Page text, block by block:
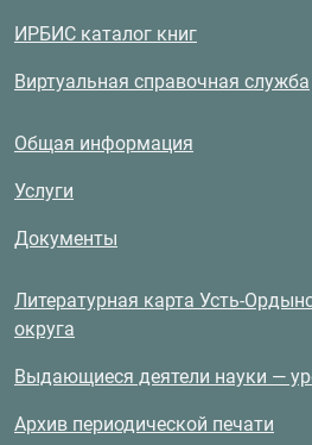
ИРБИС каталог книг
Виртуальная справочная служба
Общая информация
Услуги
Документы
Литературная карта Усть-
округа
Выдающиеся деятели науки —
Архив периодической печати